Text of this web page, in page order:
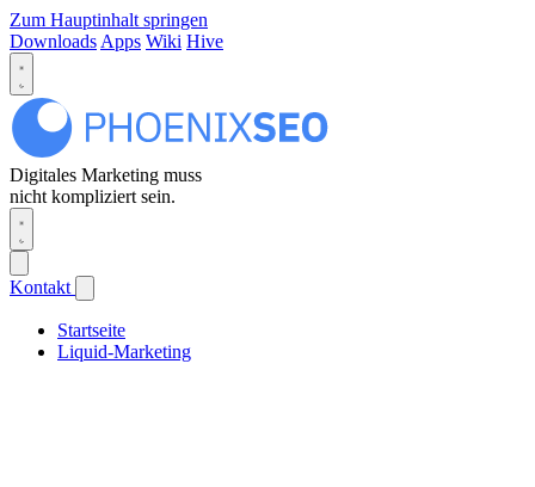
Zum Hauptinhalt springen
Downloads Apps Wiki Hive
Digitales Marketing muss
nicht kompliziert sein.
Kontakt
Startseite
Liquid-Marketing